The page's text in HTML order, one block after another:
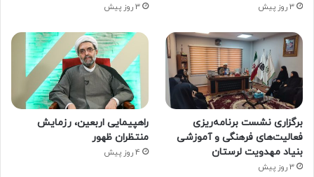
3 روز پیش 3 روز پیش
برگزاری نشست برنامه‌ریزی
فعالیت‌های فرهنگی و آموزشی
بنیاد مهدویت لرستان
3 روز پیش
راهپیمایی اربعین، رزمایش
منتظران ظهور
4 روز پیش